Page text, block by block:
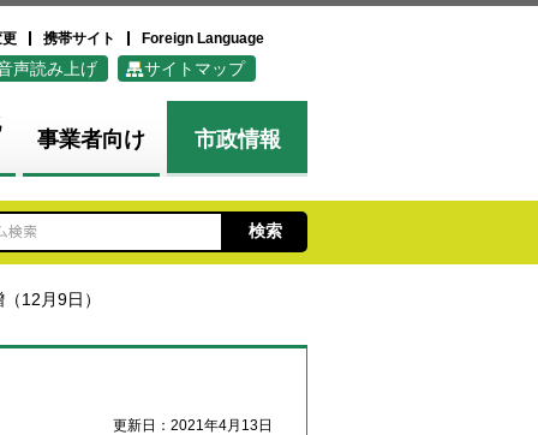
携帯サイト Foreign Language
声読み上げ サイトマップ
事業者向け 市政情報
12月9日）
更新日：2021年4月13日